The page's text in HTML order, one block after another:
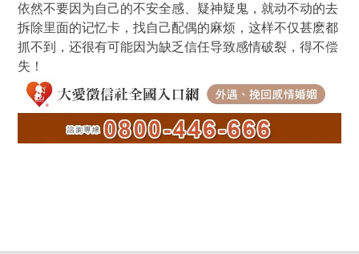
依然不要因为自己的不安全感、疑神疑鬼，就动不动的去
拆除里面的记忆卡，找自己配偶的麻烦，这样不仅甚麽都
抓不到，还很有可能因为缺乏信任导致感情破裂，得不偿
失！